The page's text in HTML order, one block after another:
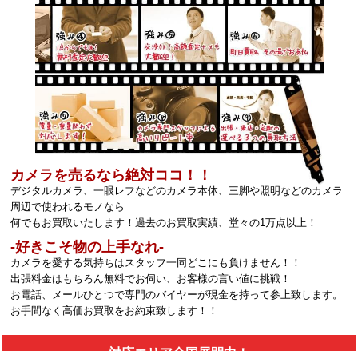
カメラを売るなら絶対ココ！！
デジタルカメラ、一眼レフなどのカメラ本体、三脚や照明などのカメラ
周辺で使われるモノなら
何でもお買取いたします！過去のお買取実績、堂々の1万点以上！
‐好きこそ物の上手なれ‐
カメラを愛する気持ちはスタッフ一同どこにも負けません！！
出張料金はもちろん無料でお伺い、お客様の言い値に挑戦！
お電話、メールひとつで専門のバイヤーが現金を持って参上致します。
お手間なく高価お買取をお約束致します！！